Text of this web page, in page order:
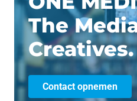
The
Creatives.
Contact opnemen